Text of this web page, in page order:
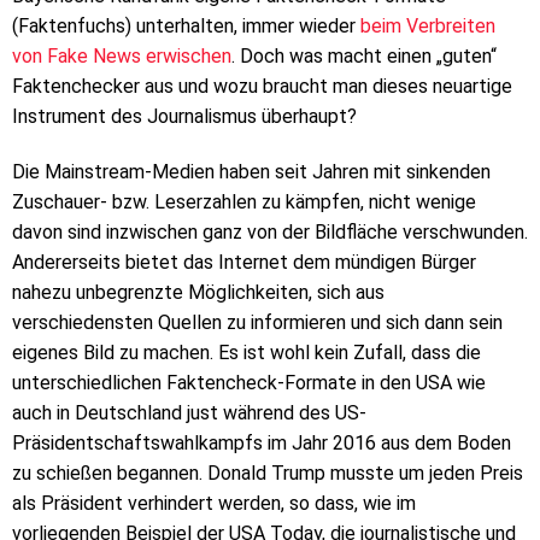
(Faktenfuchs) unterhalten, immer wieder beim Verbreiten
von Fake News erwischen. Doch was macht einen „guten“
Faktenchecker aus und wozu braucht man dieses neuartige
Instrument des Journalismus überhaupt?
Die Mainstream-Medien haben seit Jahren mit sinkenden
Zuschauer- bzw. Leserzahlen zu kämpfen, nicht wenige
davon sind inzwischen ganz von der Bildfläche verschwunden.
Andererseits bietet das Internet dem mündigen Bürger
nahezu unbegrenzte Möglichkeiten, sich aus
verschiedensten Quellen zu informieren und sich dann sein
eigenes Bild zu machen. Es ist wohl kein Zufall, dass die
unterschiedlichen Faktencheck-Formate in den USA wie
auch in Deutschland just während des US-
Präsidentschaftswahlkampfs im Jahr 2016 aus dem Boden
zu schießen begannen. Donald Trump musste um jeden Preis
als Präsident verhindert werden, so dass, wie im
vorliegenden Beispiel der USA Today, die journalistische und